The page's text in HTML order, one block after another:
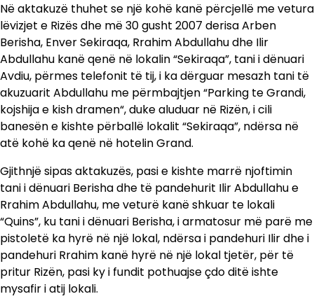
Në aktakuzë thuhet se një kohë kanë përcjellë me vetura
lëvizjet e Rizës dhe më 30 gusht 2007 derisa Arben
Berisha, Enver Sekiraqa, Rrahim Abdullahu dhe Ilir
Abdullahu kanë qenë në lokalin “Sekiraqa”, tani i dënuari
Avdiu, përmes telefonit të tij, i ka dërguar mesazh tani të
akuzuarit Abdullahu me përmbajtjen “Parking te Grandi,
kojshija e kish dramen“, duke aluduar në Rizën, i cili
banesën e kishte përballë lokalit “Sekiraqa”, ndërsa në
atë kohë ka qenë në hotelin Grand.
Gjithnjë sipas aktakuzës, pasi e kishte marrë njoftimin
tani i dënuari Berisha dhe të pandehurit Ilir Abdullahu e
Rrahim Abdullahu, me veturë kanë shkuar te lokali
“Quins”, ku tani i dënuari Berisha, i armatosur më parë me
pistoletë ka hyrë në një lokal, ndërsa i pandehuri Ilir dhe i
pandehuri Rrahim kanë hyrë në një lokal tjetër, për të
pritur Rizën, pasi ky i fundit pothuajse çdo ditë ishte
mysafir i atij lokali.